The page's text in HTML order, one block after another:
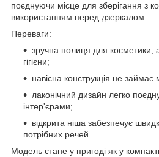
поєднуючи місце для зберігання з
використанням перед дзеркалом.
Переваги:
зручна полиця для косметики,
гігієни;
навісна конструкція не займає
лаконічний дизайн легко
інтер'єрами;
відкрита ніша забезпечує
потрібних речей.
Модель стане у пригоді як у